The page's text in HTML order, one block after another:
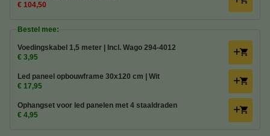
€ 104,50
Bestel mee:
Voedingskabel 1,5 meter | Incl. Wago 294-4012
€ 3,95
Led paneel opbouwframe 30x120 cm | Wit
€ 17,95
Ophangset voor led panelen met 4 staaldraden
€ 4,95